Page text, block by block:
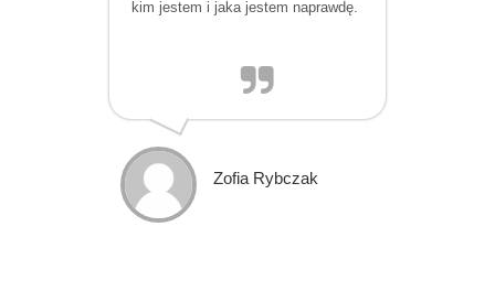
kim jestem i jaka jestem naprawdę.
Zofia Rybczak